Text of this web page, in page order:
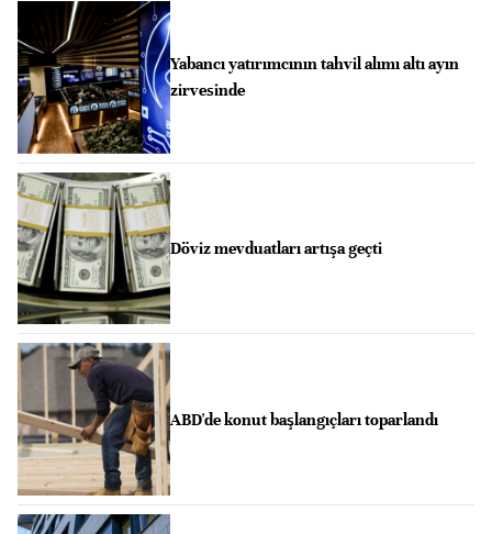
Yabancı yatırımcının tahvil alımı altı ayın
zirvesinde
Döviz mevduatları artışa geçti
ABD'de konut başlangıçları toparlandı